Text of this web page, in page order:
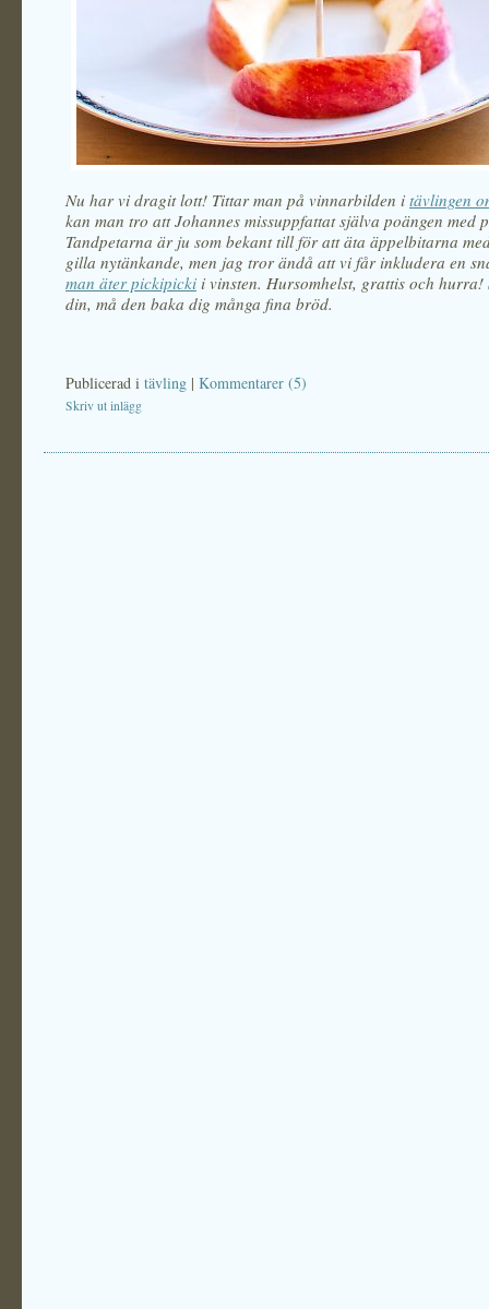
Nu har vi dragit lott! Tittar man på vinnarbilden i tävlingen
kan man tro att Johannes missuppfattat själva poängen med
Tandpetarna är ju som bekant till för att äta äppelbitarna
gilla nytänkande, men jag tror ändå att vi får inkludera en
man äter pickipicki i vinsten. Hursomhelst, grattis och hurra!
din, må den baka dig många fina bröd.
Publicerad i tävling | Kommentarer (5)
Skriv ut inlägg